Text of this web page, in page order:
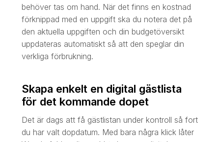
behöver tas om hand. När det finns en kostnad
förknippad med en uppgift ska du notera det på
den aktuella uppgiften och din budgetöversikt
uppdateras automatiskt så att den speglar din
verkliga förbrukning.
Skapa enkelt en digital gästlista
för det kommande dopet
Det är dags att få gästlistan under kontroll så fort
du har valt dopdatum. Med bara några klick låter